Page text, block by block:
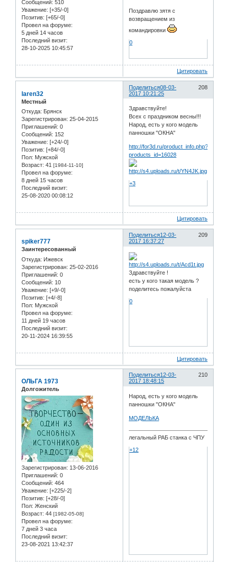
Сообщений: 510
Уважение: [+35/-0]
Позитив: [+65/-0]
Провел на форуме:
5 дней 14 часов
Последний визит:
28-10-2025 10:45:57
Поздравлю зятя с
возвращением из
командировки
0
Цитировать
Поделиться 208
08-03-
2017 10:21:25
laren32
Местный
Откуда: Брянск
Зарегистрирован: 25-04-2015
Приглашений: 0
Сообщений: 152
Уважение: [+24/-0]
Позитив: [+84/-0]
Пол: Мужской
Возраст: 41 [1984-11-10]
Провел на форуме:
8 дней 15 часов
Последний визит:
25-08-2020 00:08:12
Здравствуйте!
Всех с праздником весны!!!
Народ, есть у кого модель
панношки "ОКНА"
http://for3d.ru/product_info.php?
products_id=16028
+3
Цитировать
Поделиться 209
12-03-
2017 16:37:27
spiker777
Заинтересованный
Откуда: Ижевск
Зарегистрирован: 25-02-2016
Приглашений: 0
Сообщений: 10
Уважение: [+9/-0]
Позитив: [+4/-8]
Пол: Мужской
Провел на форуме:
11 дней 19 часов
Последний визит:
20-11-2024 16:39:55
Здравствуйте !
есть у кого такая модель ?
поделитесь пожалуйста
0
Цитировать
Поделиться 210
12-03-
2017 18:48:15
ОЛЬГА 1973
Долгожитель
Зарегистрирован: 13-06-2016
Приглашений: 0
Сообщений: 464
Уважение: [+225/-2]
Позитив: [+28/-0]
Пол: Женский
Возраст: 44 [1982-05-08]
Провел на форуме:
7 дней 3 часа
Последний визит:
23-08-2021 13:42:37
Народ, есть у кого модель
панношки "ОКНА"
МОДЕЛЬКА
легальный РАБ станка с ЧПУ
+12